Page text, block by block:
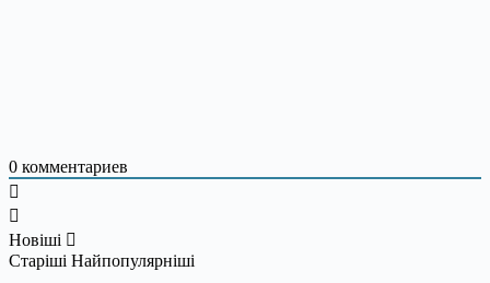
0 комментариев
Новіші
Старіші Найпопулярніші